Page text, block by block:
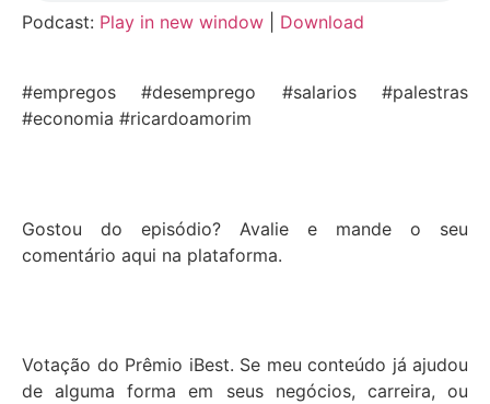
Podcast: Play in new window Download
#empregos #desemprego #salarios #palestras
#economia #ricardoamorim
Gostou do episódio? Avalie e mande o seu
comentário aqui na plataforma.
Votação do Prêmio iBest. Se meu conteúdo já ajudou
de alguma forma em seus negócios, carreira, ou